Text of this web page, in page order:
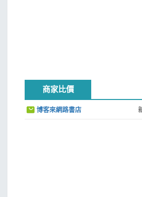
商家比價
博客來網路書店